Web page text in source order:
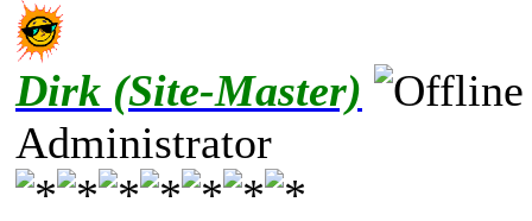
Dirk (Site-Master)
Administrator